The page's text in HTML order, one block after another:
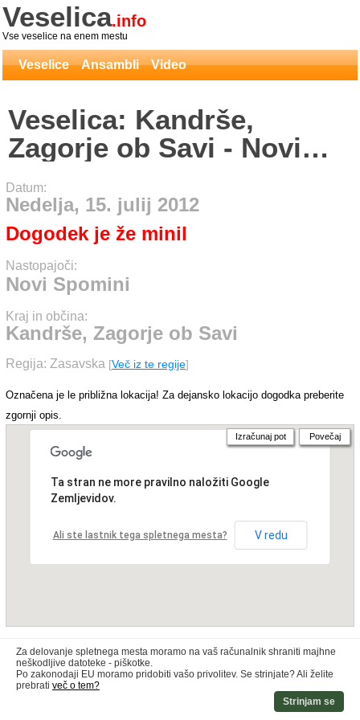
Veselica.info
Vse veselice na enem mestu
Veselice Ansambli Video
Veselica: Kandrše,
Zagorje ob Savi - Novi
Spomini
Datum:
Nedelja, 15. julij 2012
Dogodek je že minil
Nastopajoči:
Novi Spomini
Kraj in občina:
Kandrše, Zagorje ob Savi
Regija: Zasavska [Več iz te regije]
Označena je le približna lokacija! Za dejansko lokacijo dogodka preberite
zgornji opis.
Ta stran ne more pravilno naložiti Google
Zemljevidov.
Ali ste lastnik tega spletnega mesta? V redu
Izračunaj pot Povečaj
Za delovanje spletnega mesta moramo na vaš računalnik shraniti majhne
neškodljive datoteke - piškotke.
Po zakonodaji EU moramo pridobiti vašo privolitev. Se strinjate? Ali želite
prebrati več o tem?
Strinjam se